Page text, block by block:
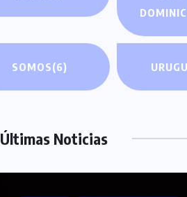
SOMOS(6)
Últimas Noticias